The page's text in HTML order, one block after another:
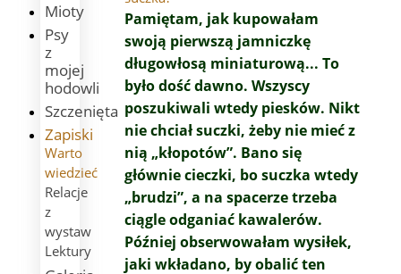
Pamiętam, jak kupowałam
swoją pierwszą jamniczkę
długowłosą miniaturową... To
było dość dawno. Wszyscy
poszukiwali wtedy piesków. Nikt
nie chciał suczki, żeby nie mieć z
nią „kłopotów”. Bano się
głównie cieczki, bo suczka wtedy
„brudzi”, a na spacerze trzeba
ciągle odganiać kawalerów.
Później obserwowałam wysiłek,
jaki wkładano, by obalić ten
Mioty
Psy
z
mojej
hodowli
Szczenięta
Zapiski
Warto
wiedzieć
Relacje
z
wystaw
Lektury